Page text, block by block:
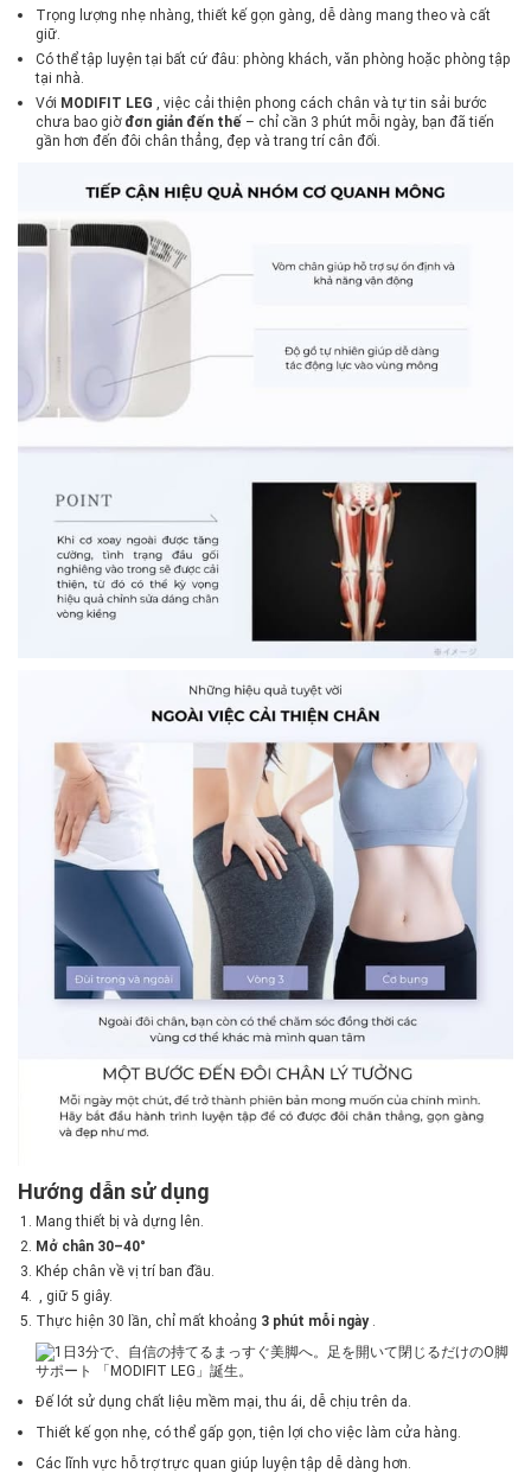
Trọng lượng nhẹ nhàng, thiết kế gọn gàng, dễ dàng mang theo và cất
giữ.
Có thể tập luyện tại bất cứ đâu: phòng khách, văn phòng hoặc phòng tập
tại nhà.
Với MODIFIT LEG , việc cải thiện phong cách chân và tự tin sải bước
chưa bao giờ đơn giản đến thế – chỉ cần 3 phút mỗi ngày, bạn đã tiến
gần hơn đến đôi chân thẳng, đẹp và trang trí cân đối.
Hướng dẫn sử dụng
Mang thiết bị và dựng lên.
Mở chân 30–40°
Khép chân về vị trí ban đầu.
, giữ 5 giây.
Thực hiện 30 lần, chỉ mất khoảng 3 phút mỗi ngày.
Đế lót sử dụng chất liệu mềm mại, thu ái, dễ chịu trên da.
Thiết kế gọn nhẹ, có thể gấp gọn, tiện lợi cho việc làm cửa hàng.
Các lĩnh vực hỗ trợ trực quan giúp luyện tập dễ dàng hơn.